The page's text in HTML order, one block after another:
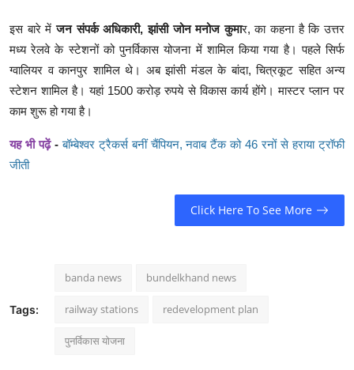
इस बारे मेंजन संपर्क अधिकारी, झांसी जोन मनोज कुमार, का कहना है कि उत्तर
मध्य रेलवे के स्टेशनों को पुनर्विकास योजना में शामिल किया गया है। पहले सिर्फ
ग्वालियर व कानपुर शामिल थे। अब झांसी मंडल के बांदा, चित्रकूट सहित अन्य
स्टेशन शामिल है। यहां 1500 करोड़ रुपये से विकास कार्य होंगे। मास्टर प्लान पर
काम शुरू हो गया है।
यह भी पढ़ें-बॉम्बेश्वर ट्रैकर्स बनीं चैंपियन, नवाब टैंक को 46 रनों से हराया ट्रॉफी
जीती
Click Here To See More
Tags:
banda news bundelkhand news
railway stations redevelopment plan
पुनर्विकास योजना